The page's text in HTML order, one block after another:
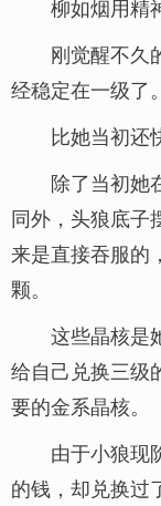
柳如烟用精
刚觉醒不久
经稳定在一级了。
比她当初还
除了当初她
同外，头狼底子
来是直接吞服的
颗。
这些晶核是
给自己兑换三级
要的金系晶核。
由于小狼现
的钱，却兑换过